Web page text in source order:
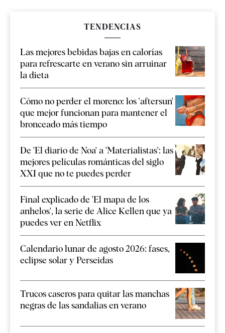
TENDENCIAS
Las mejores bebidas bajas en calorías
para refrescarte en verano sin arruinar
la dieta
Cómo no perder el moreno: los 'aftersun'
que mejor funcionan para mantener el
bronceado más tiempo
De 'El diario de Noa' a 'Materialistas': las
mejores películas románticas del siglo
XXI que no te puedes perder
Final explicado de 'El mapa de los
anhelos', la serie de Alice Kellen que ya
puedes ver en Netflix
Calendario lunar de agosto 2026: fases,
eclipse solar y Perseidas
Trucos caseros para quitar las manchas
negras de las sandalias en verano